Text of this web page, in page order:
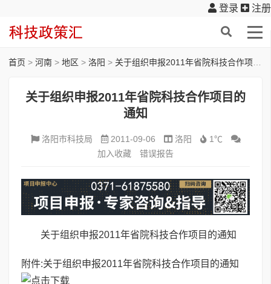
登录 注册
首页 > 河南 > 地区 > 洛阳 > 关于组织申报2011年省院科技合作项目的通知
关于组织申报2011年省院科技合作项目的
通知
洛阳市科技局 2011-09-06 洛阳
1℃
加入收藏
错误报告
关于组织申报2011年省院科技合作项目的通知
附件:关于组织申报2011年省院科技合作项目的通知